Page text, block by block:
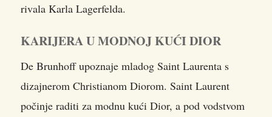
rivala Karla Lagerfelda.
KARIJERA U MODNOJ KUĆI DIOR
De Brunhoff upoznaje mladog Saint Laurenta s
dizajnerom Christianom Diorom. Saint Laurent
počinje raditi za modnu kući Dior, a pod vodstvom